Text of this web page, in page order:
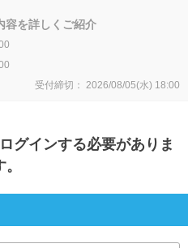
容を詳しくご紹介
受付締切： 2026/08/05(水) 18:00
グインする必要がありま